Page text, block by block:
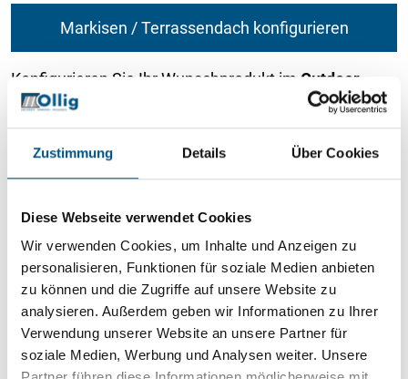
Zustimmung Details Über Cookies
Diese Webseite verwendet Cookies
Wir verwenden Cookies, um Inhalte und Anzeigen zu
personalisieren, Funktionen für soziale Medien anbieten
zu können und die Zugriffe auf unsere Website zu
analysieren. Außerdem geben wir Informationen zu Ihrer
Verwendung unserer Website an unsere Partner für
soziale Medien, Werbung und Analysen weiter. Unsere
Markisen / Terrassendach konfigurieren
Konfigurieren Sie Ihr Wunschprodukt im Outdoor
Living Bereich
und erhalten Sie ein unverbindliches
Angebot.